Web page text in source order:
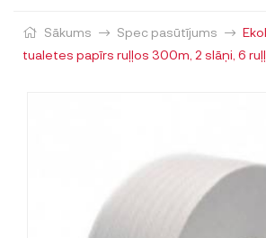
Sākums Spec pasūtījums
tualetes papīrs ruļļos 300m, 2 slāņi, 6